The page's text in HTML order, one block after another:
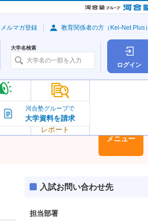
ログイン
学
大学の今
トピック＆
レポート
大学名検索
ルマガ登録 教育関係者の方（Kei-Net Plus）
河合塾グループで
大学資料を請求
メニュー
入試お問い合わせ先
担当部署